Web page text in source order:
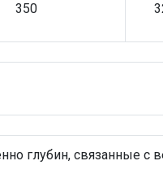
350
глубин, связанные с